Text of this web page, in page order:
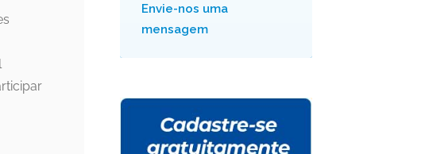
Envie-nos uma
mensagem